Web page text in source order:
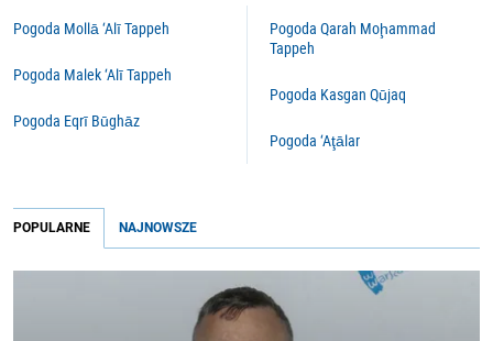
Pogoda Mollā ‘Alī Tappeh
Pogoda Malek ‘Alī Tappeh
Pogoda Eqrī Būghāz
Pogoda Qarah Moḩammad
Tappeh
Pogoda Kasgan Qūjaq
Pogoda ‘Aţālar
POPULARNE NAJNOWSZE